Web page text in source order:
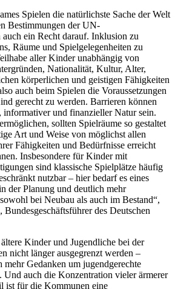
Spielen die natürlichste Sache der Welt
Bestimmungen der UN-
ein Recht darauf. Inklusion zu
Räume und Spielgelegenheiten zu
aller Kinder unabhängig von
Nationalität, Kultur, Alter,
körperlichen und geistigen Fähigkeiten
auch beim Spielen die Voraussetzungen
gerecht zu werden. Barrieren können
informativer und finanzieller Natur sein.
sollten Spielräume so gestaltet
Art und Weise von möglichst allen
Fähigkeiten und Bedürfnisse erreicht
Insbesondere für Kinder mit
sind klassische Spielplätze häufig
nutzbar – hier bedarf es eines
der Planung und deutlich mehr
bei Neubau als auch im Bestand“,
des Deutschen
Kinder und Jugendliche bei der
nicht länger ausgegrenzt werden –
mehr Gedanken um jugendgerechte
Und auch die Konzentration vieler ärmerer
ist für die Kommunen eine